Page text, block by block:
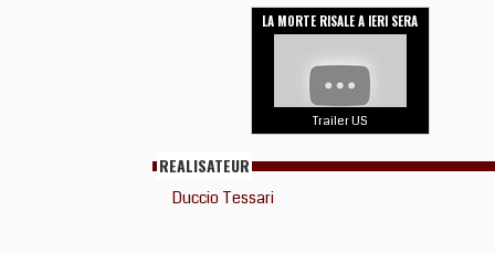
LA MORTE RISALE A IERI SERA
Trailer US
REALISATEUR
Duccio Tessari